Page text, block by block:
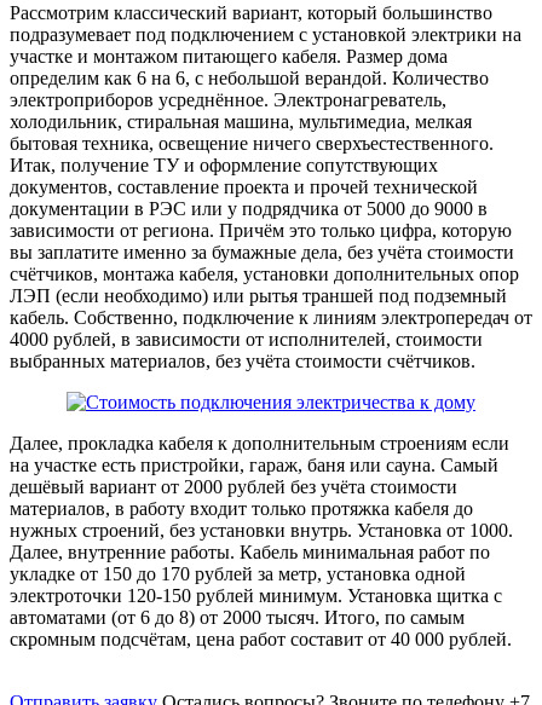
Рассмотрим классический вариант, который большинство
подразумевает под подключением с установкой электрики на
участке и монтажом питающего кабеля. Размер дома
определим как 6 на 6, с небольшой верандой. Количество
электроприборов усреднённое. Электронагреватель,
холодильник, стиральная машина, мультимедиа, мелкая
бытовая техника, освещение ничего сверхъестественного.
Итак, получение ТУ и оформление сопутствующих
документов, составление проекта и прочей технической
документации в РЭС или у подрядчика от 5000 до 9000 в
зависимости от региона. Причём это только цифра, которую
вы заплатите именно за бумажные дела, без учёта стоимости
счётчиков, монтажа кабеля, установки дополнительных опор
ЛЭП (если необходимо) или рытья траншей под подземный
кабель. Собственно, подключение к линиям электропередач от
4000 рублей, в зависимости от исполнителей, стоимости
выбранных материалов, без учёта стоимости счётчиков.
Далее, прокладка кабеля к дополнительным строениям если
на участке есть пристройки, гараж, баня или сауна. Самый
дешёвый вариант от 2000 рублей без учёта стоимости
материалов, в работу входит только протяжка кабеля до
нужных строений, без установки внутрь. Установка от 1000.
Далее, внутренние работы. Кабель минимальная работ по
укладке от 150 до 170 рублей за метр, установка одной
электроточки 120-150 рублей минимум. Установка щитка с
автоматами (от 6 до 8) от 2000 тысяч. Итого, по самым
скромным подсчётам, цена работ составит от 40 000 рублей.